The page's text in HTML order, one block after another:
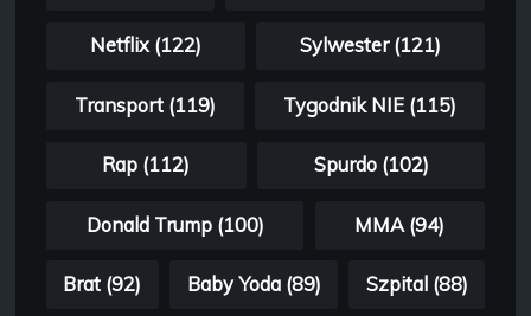
Netflix (122) Sylwester (121)
Transport (119) Tygodnik NIE (115)
Rap (112) Spurdo (102)
Donald Trump (100) MMA (94)
Brat (92) Baby Yoda (89) Szpital (88)